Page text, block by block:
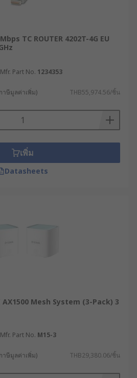
เก็ตระหว่างคอมพิวเตอร์กับ
นาดใหญ่จะต้องใช้เราเตอร์
ารถมากกว่า เพื่อส่งข้อมูลไป
Area Network) ซึ่ง
ร์หลายตัวก่อนถึงปลายทาง
นของเราเตอร์
WiFi ทำงานด้วยหลักการ
าเส้นทาง" (Routing) ซึ่ง
ลือกเส้นทางที่เหมาะสมที่สุด
จำนวนเครือข่ายที่ต้องผ่าน
องเส้นทาง หรือสถานะของ
ได้ดีหรือไม่
าหกรรม ระบบการทำงานได้
ซ้อนมากขึ้น โดยรองรับ
ลากหลาย เช่น
TC ROUTER 4202T-4G EU
Part No. 1234353
าษีมูลค่าเพิ่ม) THB55,974.56/ชิ้น
เพิ่ม
Datasheets
AX1500 Mesh System (3-Pack) 3
Part No. M15-3
าษีมูลค่าเพิ่ม) THB29,380.06/ชิ้น